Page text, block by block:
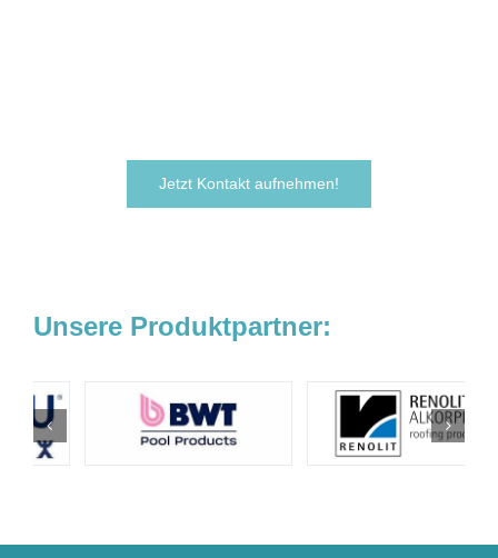
Jetzt Kontakt aufnehmen!
Unsere Produktpartner: